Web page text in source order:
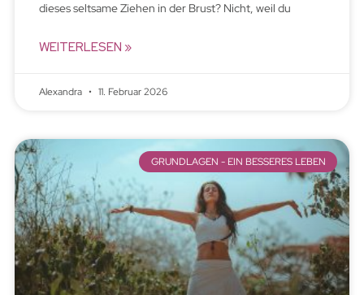
dieses seltsame Ziehen in der Brust? Nicht, weil du
WEITERLESEN »
Alexandra 11. Februar 2026
GRUNDLAGEN - EIN BESSERES LEBEN